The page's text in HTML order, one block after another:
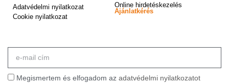
Adatvédelmi nyilatkozat
Cookie nyilatkozat
Online hirdetéskezelés
Ajánlatkérés
Megismertem és elfogadom az adatvédelmi nyilatkozatot